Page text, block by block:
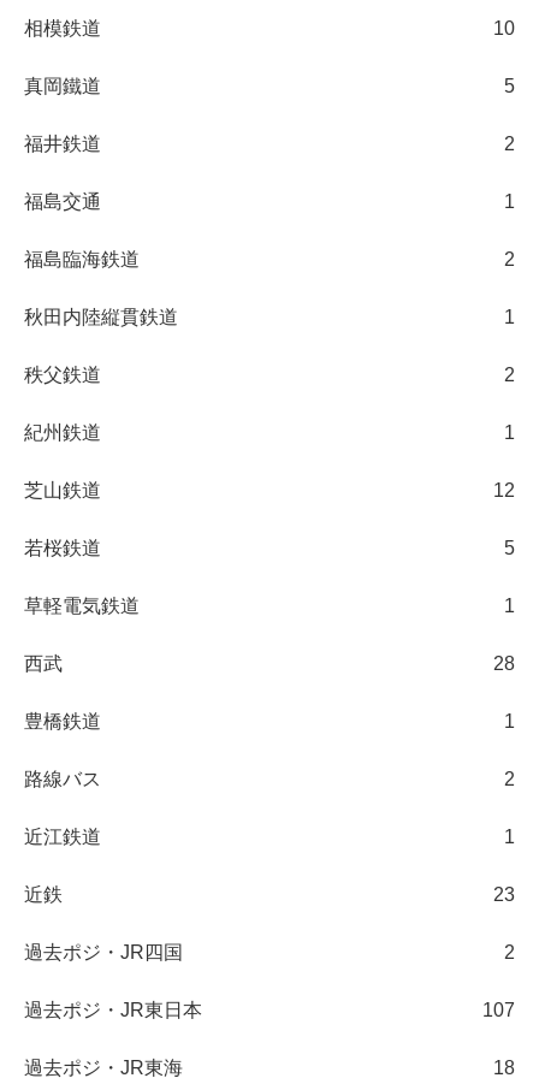
相模鉄道 10
真岡鐵道 5
福井鉄道 2
福島交通 1
福島臨海鉄道 2
秋田内陸縦貫鉄道 1
秩父鉄道 2
紀州鉄道 1
芝山鉄道 12
若桜鉄道 5
草軽電気鉄道 1
西武 28
豊橋鉄道 1
路線バス 2
近江鉄道 1
近鉄 23
過去ポジ・JR四国 2
過去ポジ・JR東日本 107
過去ポジ・JR東海 18